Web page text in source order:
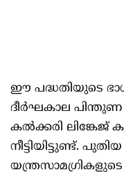
ഈ പദ്ധതിയുടെ
ദീര്‍ഘകാല പിന്തുണ
കല്‍ക്കരി ലിങ്കേജ്
നീട്ടിയിട്ടുണ്ട്.